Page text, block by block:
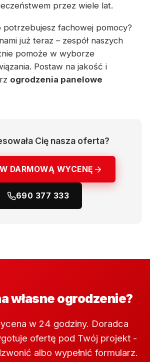
przez wiele lat.
potrzebujesz fachowej pomocy?
już teraz – zespół naszych
pomoże w wyborze
Postaw na jakość i
ogrodzenia panelowe
Cię nasza oferta?
DARMOWĄ WYCENĘ
690 377 333
własne ogrodzenie?
w 24 godziny. Doradca
ofertę pod Twój projekt -
albo wypełnić formularz.